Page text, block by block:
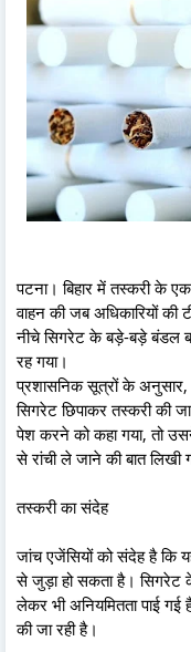
पटना। बिहार में तस्करी के
वाहन की जब अधिकारियों की
नीचे सिगरेट के बड़े-बड़े बंडल
रह गया।
प्रशासनिक सूत्रों के अनुसार,
सिगरेट छिपाकर तस्करी की
पेश करने को कहा गया, तो
से रांची ले जाने की बात लिखी
तस्करी का संदेह
जांच एजेंसियों को संदेह है कि
से जुड़ा हो सकता है। सिगरेट
लेकर भी अनियमितता पाई
की जा रही है।